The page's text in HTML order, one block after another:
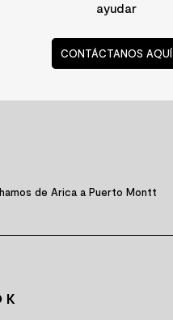
ayudar
CONTÁCTANOS AQUÍ
de Arica a Puerto Montt
K